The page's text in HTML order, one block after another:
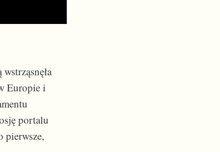
Europie i
portalu
pierwsze,